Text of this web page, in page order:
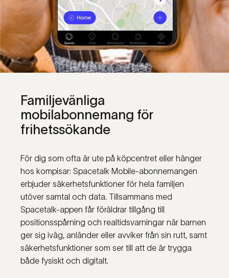
Familjevänliga
mobilabonnemang för
frihetssökande
För dig som ofta är ute på köpcentret eller hänger
hos kompisar: Spacetalk Mobile-abonnemangen
erbjuder säkerhetsfunktioner för hela familjen
utöver samtal och data. Tillsammans med
Spacetalk-appen får föräldrar tillgång till
positionsspårning och realtidsvarningar när barnen
ger sig iväg, anländer eller avviker från sin rutt, samt
säkerhetsfunktioner som ser till att de är trygga
både fysiskt och digitalt.